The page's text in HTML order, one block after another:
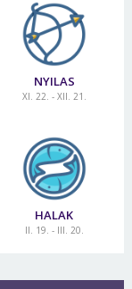
NYILAS
XI. 22. - XII. 21.
HALAK
II. 19. - III. 20.